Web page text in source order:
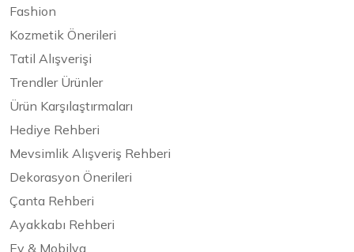
Fashion
Kozmetik Önerileri
Tatil Alışverişi
Trendler Ürünler
Ürün Karşılaştırmaları
Hediye Rehberi
Mevsimlik Alışveriş Rehberi
Dekorasyon Önerileri
Çanta Rehberi
Ayakkabı Rehberi
Ev & Mobilya